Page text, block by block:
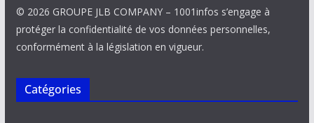
© 2026 GROUPE JLB COMPANY – 1001infos s’engage à
protéger la confidentialité de vos données personnelles,
conformément à la législation en vigueur.
Catégories